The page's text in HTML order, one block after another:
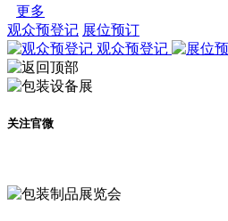
更多
观众预登记 展位预订
观众预登记
关注官微